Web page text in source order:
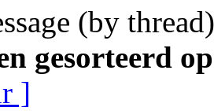
(by
gesorteerd
]